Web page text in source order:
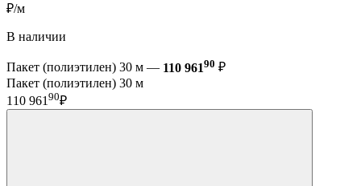
₽/м
В наличии
Пакет (полиэтилен) 30 м — 110 96190 ₽
Пакет (полиэтилен) 30 м
110 961 90₽